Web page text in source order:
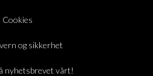
Cookies
og sikkerhet
nyhetsbrevet vårt!